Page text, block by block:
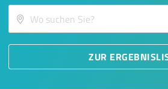
ZUR